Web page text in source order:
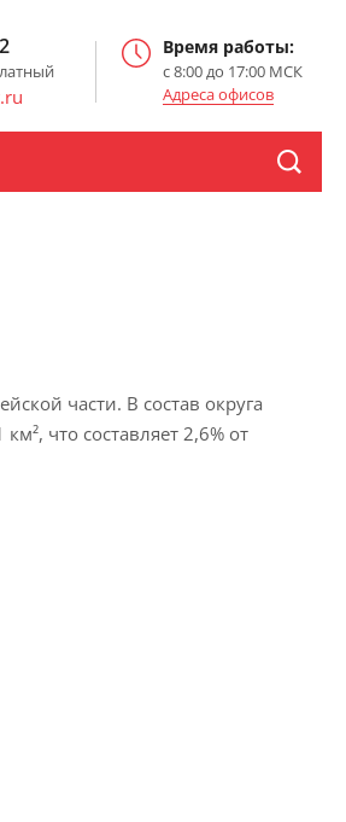
Время работы:
с 8:00 до 17:00 МСК
Адреса офисов
части. В состав округа
что составляет 2,6% от